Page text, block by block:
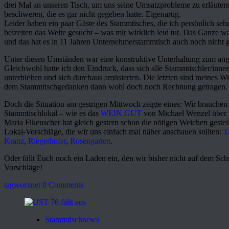
drei Mal an unseren Tisch, um uns seine Umsatzprobleme zu
beschweren, die es gar nicht gegeben hatte. Eigenartig.
Leider haben ein paar Gäste des Stammtisches, die ich persönlich
beizeiten das Weite gesucht – was mir wirklich leid tut. Das Ganze
und das hat es in 11 Jahren Unternehmerstammtisch auch noch nicht
Unter diesen Umständen war eine konstruktive Unterhaltung zum
Gleichwohl hatte ich den Eindruck, dass sich alle Stammtischler/
unterhielten und sich durchaus amüsierten. Die letzten sind meines
dem Stammtischgedanken dann wohl doch noch Rechnung getragen.
Doch die Situation am gestrigen Mittwoch zeigte eines: Wir
Stammtischlokal – wie es das WEIN.GUT von Michael Wenzel über
Maria Fikenscher hat gleich gestern schon die nötigen Weichen
Lokal-Vorschläge, die wir uns einfach mal näher anschauen sollten:
Kranz, Riegerhofer, Rosengarten.
Oder fällt Euch noch ein Laden ein, den wir bisher nicht auf dem
Vorschläge!
tagworxnet 0 Comments
Stammtischnews